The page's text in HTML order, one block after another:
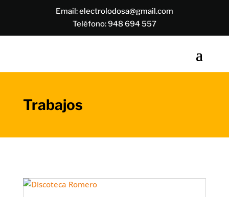
Email:electrolodosa@gmail.com
Teléfono:948 694 557
Trabajos